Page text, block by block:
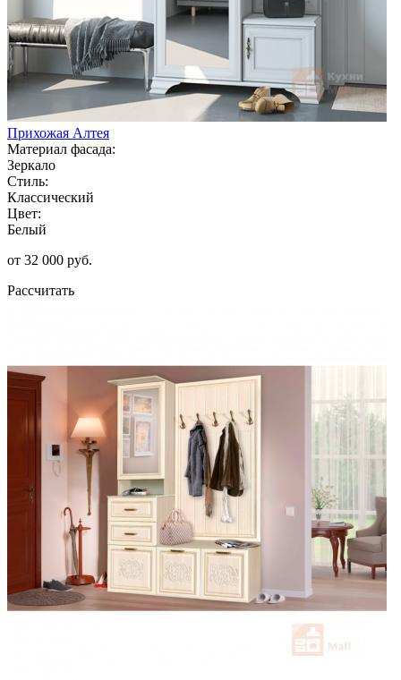
Прихожая Алтея
Материал фасада:
Зеркало
Стиль:
Классический
Цвет:
Белый
от 32 000 руб.
Рассчитать